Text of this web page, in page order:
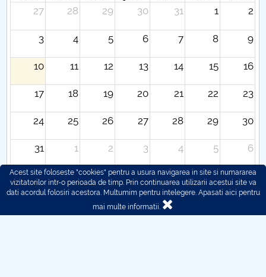
27
28 29 30 31 1 2
3 4 5 6 7 8 9
10 11 12 13 14 15 16
17 18 19 20 21 22 23
24 25 26 27 28 29 30
31 1 2 3 4 5 6
Acest site foloseste "cookies" pentru a usura navigarea in site si numararea
vizitatorilor intr-o perioada de timp. Prin continuarea utilizarii acestui site va
dati acordul folosiri acestora. Multumim pentru intelegere. Apasati aici pentru
mai multe informatii.